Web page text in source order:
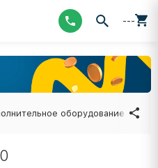
---
оборудование